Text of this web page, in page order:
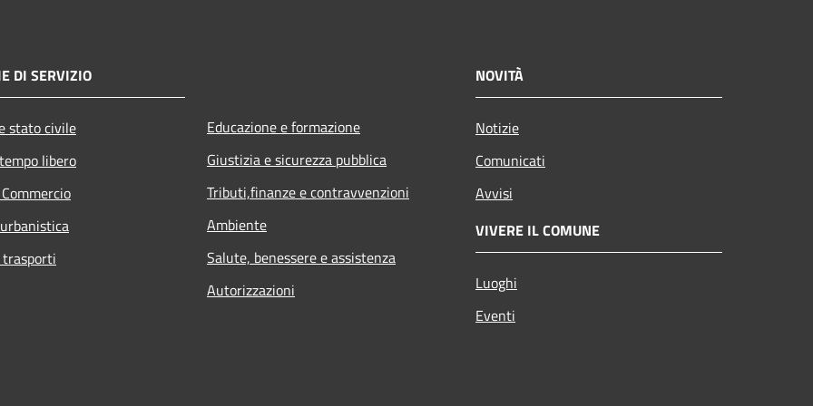
DI SERVIZIO
stato civile
libero
Educazione e formazione
Giustizia e sicurezza pubblica
Tributi,finanze e contravvenzioni
Ambiente
Salute, benessere e assistenza
Autorizzazioni
NOVITÀ
Notizie
Comunicati
Avvisi
VIVERE IL COMUNE
Luoghi
Eventi